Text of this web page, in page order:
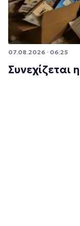
07.08.2026 · 06:25